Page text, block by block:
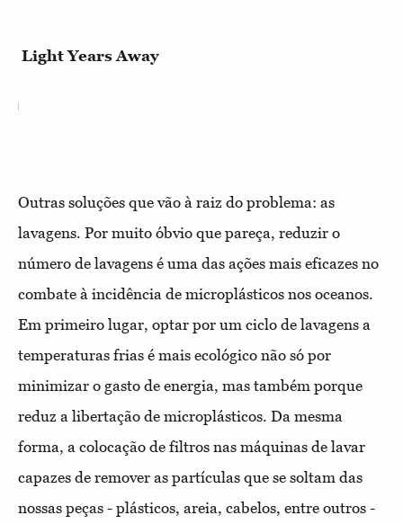
Light Years Away
Outras soluções que vão à raiz do problema: as
lavagens. Por muito óbvio que pareça, reduzir o
número de lavagens é uma das ações mais eficazes no
combate à incidência de microplásticos nos oceanos.
Em primeiro lugar, optar por um ciclo de lavagens a
temperaturas frias é mais ecológico não só por
minimizar o gasto de energia, mas também porque
reduz a libertação de microplásticos. Da mesma
forma, a colocação de filtros nas máquinas de lavar
capazes de remover as partículas que se soltam das
nossas peças - plásticos, areia, cabelos, entre outros -